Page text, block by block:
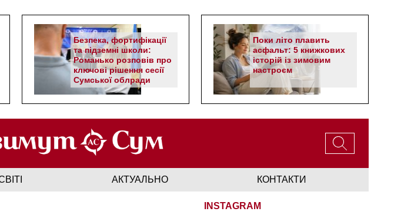
Безпека, фортифікації
та підземні школи:
Романько розповів про
ключові рішення сесії
Сумської облради
Поки літо плавить
асфальт: 5 книжкових
історій із зимовим
настроєм
АКТУАЛЬНО КОНТАКТИ
INSTAGRAM